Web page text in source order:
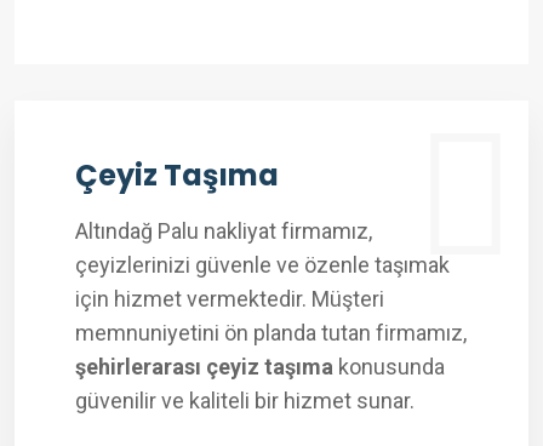
Çeyiz Taşıma
Altındağ Palu nakliyat firmamız,
çeyizlerinizi güvenle ve özenle taşımak
için hizmet vermektedir. Müşteri
memnuniyetini ön planda tutan firmamız,
şehirlerarası çeyiz taşıma konusunda
güvenilir ve kaliteli bir hizmet sunar.